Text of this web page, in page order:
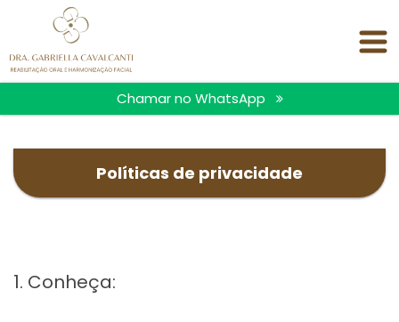
Chamar no WhatsApp
Políticas de privacidade
1. Conheça: